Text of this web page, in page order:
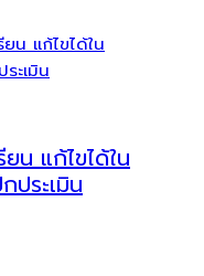
น แก้ไขได้ใน
ระเมิน